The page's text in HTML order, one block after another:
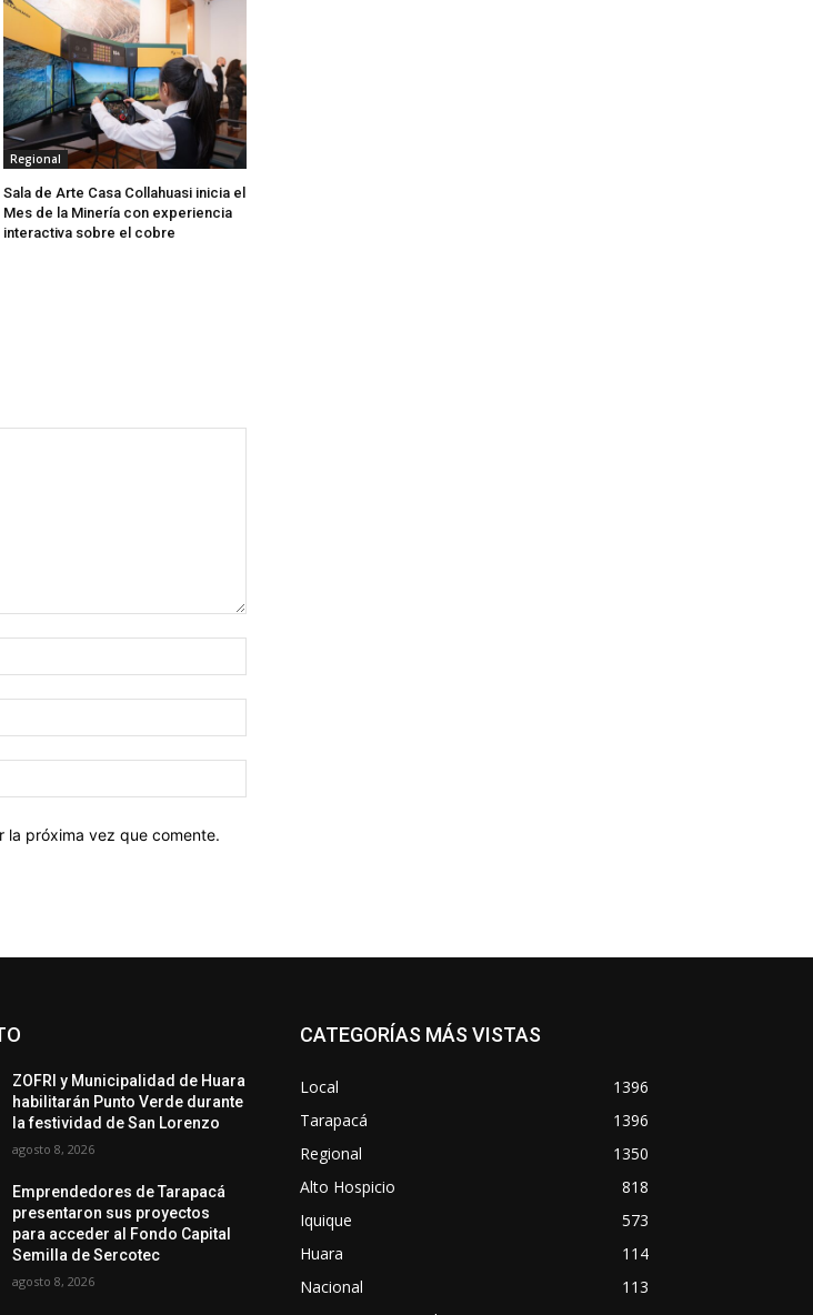
Regional
Sala de Arte Casa Collahuasi inicia el
Mes de la Minería con experiencia
interactiva sobre el cobre
electrónico:*
web:
la próxima vez que comente.
ZOFRI y Municipalidad de Huara
habilitarán Punto Verde durante
la festividad de San Lorenzo
agosto 8, 2026
Emprendedores de Tarapacá
presentaron sus proyectos
para acceder al Fondo Capital
Semilla de Sercotec
agosto 8, 2026
CATEGORÍAS MÁS VISTAS
Local
1396
Tarapacá
1396
Regional
1350
Alto Hospicio
818
Iquique
573
Huara
114
Nacional
113